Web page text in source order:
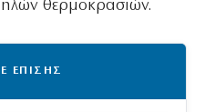
θερμοκρασιών.
ΕΠΙΣΗΣ